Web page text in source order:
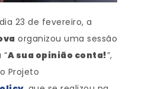
23 de fevereiro, a
organizou uma sessão
A sua opinião conta!”,
Projeto